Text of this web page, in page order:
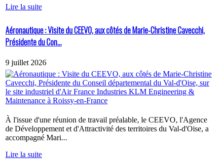
Lire la suite
Aéronautique : Visite du CEEVO, aux côtés de Marie-Christine Cavecchi,
Présidente du Con...
9 juillet 2026
À l'issue d'une réunion de travail préalable, le CEEVO, l'Agence
de Développement et d'Attractivité des territoires du Val-d'Oise, a
accompagné Mari...
Lire la suite